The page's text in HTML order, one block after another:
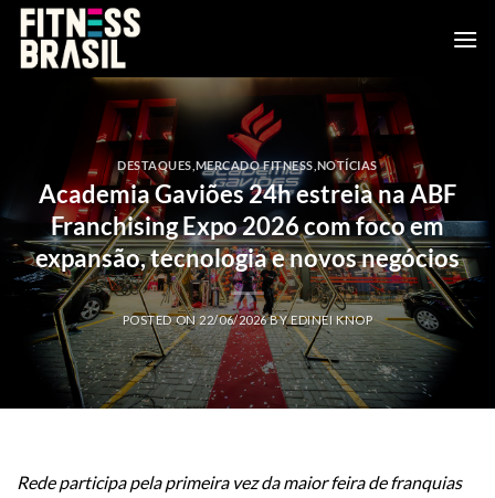
Skip
content
DESTAQUES MERCADO FITNESS NOTÍCIAS
Academia Gaviões 24h estreia na ABF
Franchising Expo 2026 com foco em
expansão, tecnologia e novos negócios
POSTED ON22/06/2026BYEDINEI KNOP
Rede participa pela primeira vez da maior feira de franquias